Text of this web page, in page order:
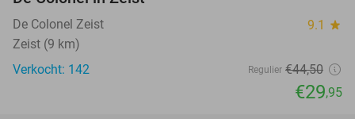
De Colonel Zeist 9.1 star
Zeist (9 km)
Verkocht: 142
Regulier €44,50
€29,95